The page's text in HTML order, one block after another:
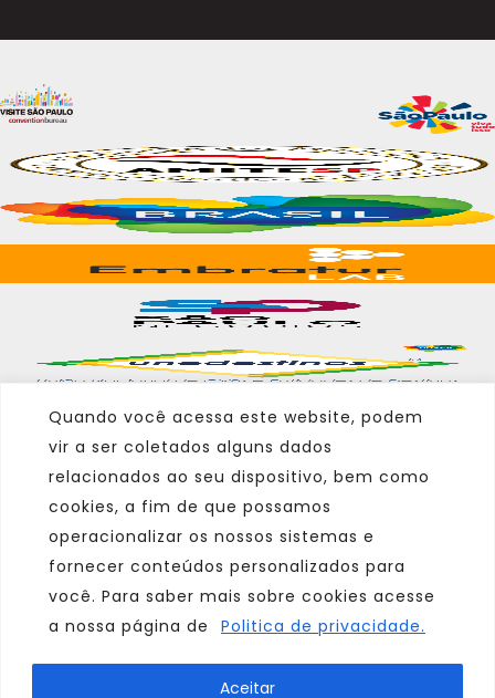
Quando você acessa este website, podem
vir a ser coletados alguns dados
relacionados ao seu dispositivo, bem como
cookies, a fim de que possamos
operacionalizar os nossos sistemas e
fornecer conteúdos personalizados para
você. Para saber mais sobre cookies acesse
a nossa página de
Politica de privacidade.
Aceitar
Marca
Parceiro
Consulte sempre um agente de viagem